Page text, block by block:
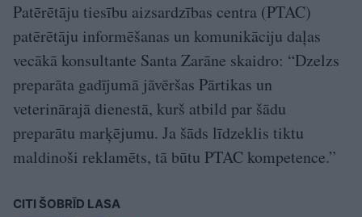
Patērētāju tiesību aizsardzības centra (PTAC)
patērētāju informēšanas un komunikāciju daļas
vecākā konsultante Santa Zarāne skaidro: “Dzelzs
preparāta gadījumā jāvēršas Pārtikas un
veterinārajā dienestā, kurš atbild par šādu
preparātu marķējumu. Ja šāds līdzeklis tiktu
maldinoši reklamēts, tā būtu PTAC kompetence.”
CITI ŠOBRĪD LASA